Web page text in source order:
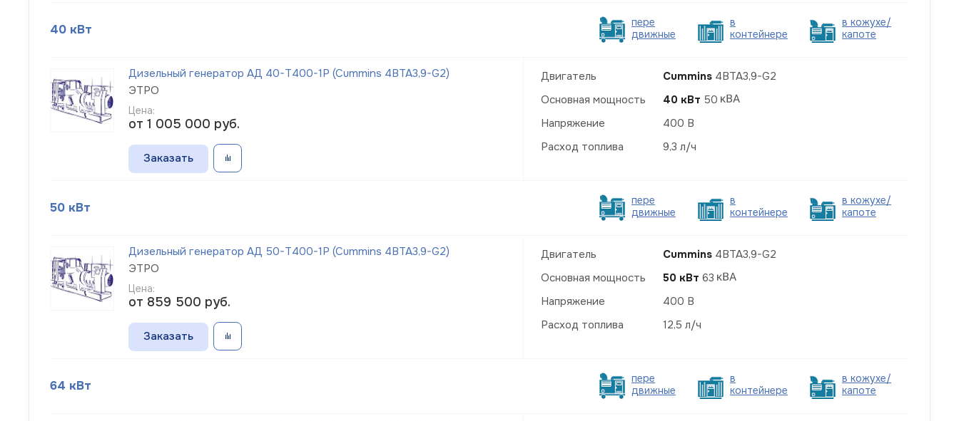
40 кВт
пере
движные
в
контейнере
в кожухе/
капоте
Дизельный генератор АД 40-Т400-1Р (Cummins 4BTA3,9-G2)
ЭТРО
Цена:
от 1 005 000 руб.
Заказать
Двигатель Cummins 4BTA3,9-G2
Основная мощность
40 кВт 50
Напряжение
400 В
Расход топлива
9,3 л/ч
50 кВт
пере
движные
в
контейнере
в кожухе/
капоте
Дизельный генератор АД 50-Т400-1Р (Cummins 4BTA3,9-G2)
ЭТРО
Цена:
от 859 500 руб.
Заказать
Двигатель Cummins 4BTA3,9-G2
Основная мощность
50 кВт 63
Напряжение
400 В
Расход топлива
12,5 л/ч
64 кВт
пере
движные
в
контейнере
в кожухе/
капоте